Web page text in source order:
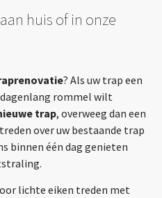
aan huis of in onze
? Als uw trap een
rommel wilt
trap, overweeg dan een
over uw bestaande trap
binnen één dag genieten
lichte eiken treden met